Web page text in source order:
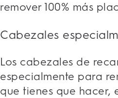
remover 100% más
Cabezales
Los cabezales de
especialmente para
que tienes que hacer,